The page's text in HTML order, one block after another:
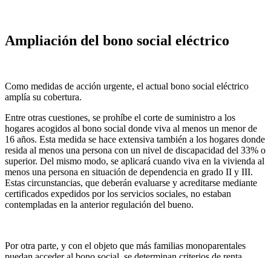
Ampliación del bono social eléctrico
Como medidas de acción urgente, el actual bono social eléctrico
amplía su cobertura.
Entre otras cuestiones, se prohíbe el corte de suministro a los
hogares acogidos al bono social donde viva al menos un menor de
16 años. Esta medida se hace extensiva también a los hogares donde
resida al menos una persona con un nivel de discapacidad del 33% o
superior. Del mismo modo, se aplicará cuando viva en la vivienda al
menos una persona en situación de dependencia en grado II y III.
Estas circunstancias, que deberán evaluarse y acreditarse mediante
certificados expedidos por los servicios sociales, no estaban
contempladas en la anterior regulación del bueno.
Por otra parte, y con el objeto que más familias monoparentales